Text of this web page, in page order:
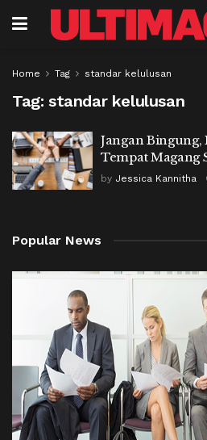
Home Tag standar kelulusan
Tag: standar kelulusan
Jangan
Tempat Magang
by Jessica Kannitha
Popular News